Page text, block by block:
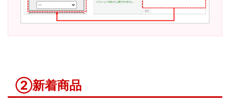
②新着商品